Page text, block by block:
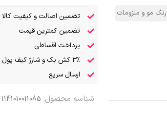
رنگ مو و ملزومات
تضمین اصالت و کیفیت کالا
تضمین کمترین قیمت
پرداخت اقساطی
۳٪ کش بک و شارژ کیف پول
ارسال سریع
شناسه محصول: 1141010011085